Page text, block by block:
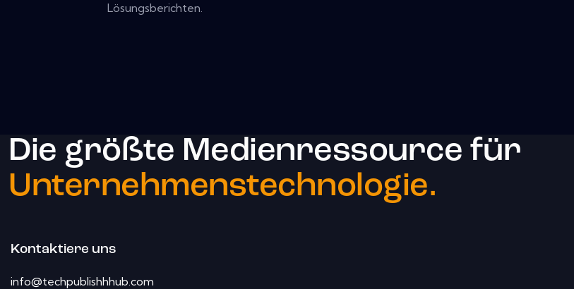
Lösungsberichten.
Die größte Medienressource für
Unternehmenstechnologie.
Kontaktiere uns
info@techpublishhhub.com